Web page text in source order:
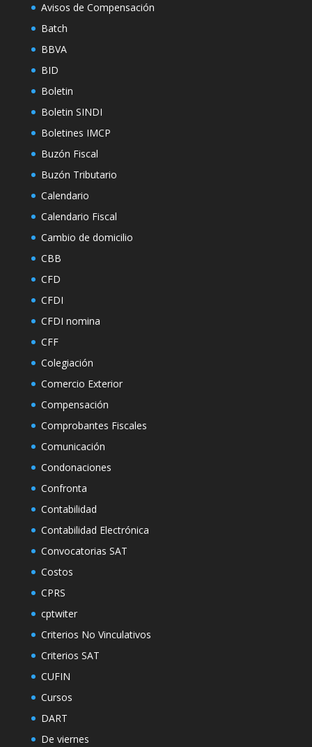
Avisos de Compensación
Batch
BBVA
BID
Boletin
Boletin SINDI
Boletines IMCP
Buzón Fiscal
Buzón Tributario
Calendario
Calendario Fiscal
Cambio de domicilio
CBB
CFD
CFDI
CFDI nomina
CFF
Colegiación
Comercio Exterior
Compensación
Comprobantes Fiscales
Comunicación
Condonaciones
Confronta
Contabilidad
Contabilidad Electrónica
Convocatorias SAT
Costos
CPRS
cptwiter
Criterios No Vinculativos
Criterios SAT
CUFIN
Cursos
DART
De viernes